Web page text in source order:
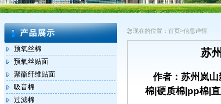
预氧丝棉
预氧丝贴面
聚酯纤维贴面
吸音棉
过滤棉
您现在的位置：首页>信息详情
苏
作者：苏州岚
棉|硬质棉|pp棉|